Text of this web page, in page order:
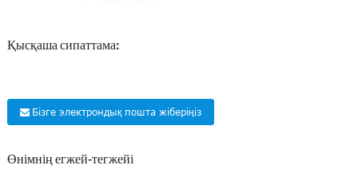
Қысқаша сипаттама:
Бізге электрондық пошта жіберіңіз
Өнімнің егжей-тегжейі